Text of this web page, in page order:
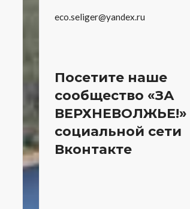
eco.seliger@yandex.ru
Посетите наше
сообщество «ЗА
ВЕРХНЕВОЛЖЬЕ!»
социальной сети
Вконтакте